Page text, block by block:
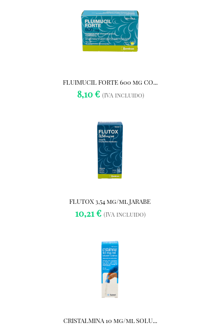
FLUIMUCIL FORTE 600 mg CO...
8,10 € (IVA incluido)
FLUTOX 3,54 mg/ml JARABE
10,21 € (IVA incluido)
CRISTALMINA 10 mg/ml SOLU...